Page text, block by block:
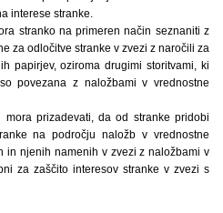
interese stranke.
stranko na primeren način seznaniti z
za odločitve stranke v zvezi z naročili za
papirjev, oziroma drugimi storitvami, ki
povezana z naložbami v vrednostne
prizadevati, da od stranke pridobi
na področju naložb v vrednostne
in njenih namenih v zvezi z naložbami v
za zaščito interesov stranke v zvezi s